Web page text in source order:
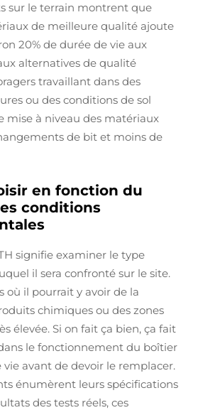
sur le terrain montrent que
de meilleure qualité ajoute
20% de durée de vie aux
alternatives de qualité
travaillant dans des
ou des conditions de sol
mise à niveau des matériaux
de bit et moins de
en fonction du
conditions
signifie examiner le type
il sera confronté sur le site.
où il pourrait y avoir de la
chimiques ou des zones
élevée. Si on fait ça bien, ça fait
le fonctionnement du boîtier
vie avant de devoir le remplacer.
énumèrent leurs spécifications
des tests réels, ces